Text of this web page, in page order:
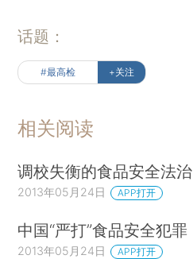
话题：
#最高检 +关注
相关阅读
调校失衡的食品安全法治
2013年05月24日 APP打开
中国“严打”食品安全犯罪
2013年05月24日 APP打开